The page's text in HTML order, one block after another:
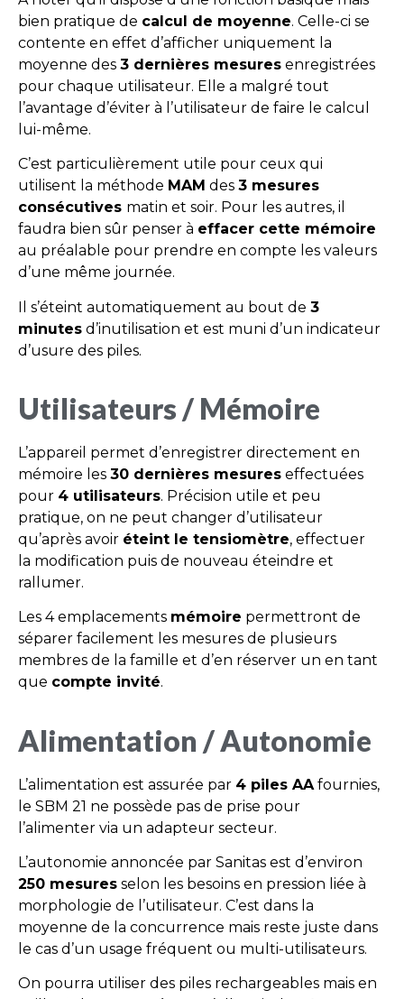
bien pratique de calcul de moyenne. Celle-ci se
contente en effet d’afficher uniquement la
moyenne des 3 dernières mesures enregistrées
pour chaque utilisateur. Elle a malgré tout
l’avantage d’éviter à l’utilisateur de faire le calcul
lui-même.
C’est particulièrement utile pour ceux qui
utilisent la méthode MAM des 3 mesures
consécutives matin et soir. Pour les autres, il
faudra bien sûr penser à effacer cette mémoire
au préalable pour prendre en compte les valeurs
d’une même journée.
Il s’éteint automatiquement au bout de 3
minutes d’inutilisation et est muni d’un indicateur
d’usure des piles.
Utilisateurs / Mémoire
L’appareil permet d’enregistrer directement en
mémoire les 30 dernières mesures effectuées
pour 4 utilisateurs. Précision utile et peu
pratique, on ne peut changer d’utilisateur
qu’après avoir éteint le tensiomètre, effectuer
la modification puis de nouveau éteindre et
rallumer.
Les 4 emplacements mémoire permettront de
séparer facilement les mesures de plusieurs
membres de la famille et d’en réserver un en tant
que compte invité.
Alimentation / Autonomie
L’alimentation est assurée par 4 piles AA fournies,
le SBM 21 ne possède pas de prise pour
l’alimenter via un adapteur secteur.
L’autonomie annoncée par Sanitas est d’environ
250 mesures selon les besoins en pression liée à
morphologie de l’utilisateur. C’est dans la
moyenne de la concurrence mais reste juste dans
le cas d’un usage fréquent ou multi-utilisateurs.
On pourra utiliser des piles rechargeables mais en